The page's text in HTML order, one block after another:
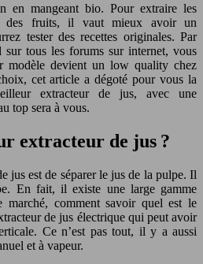
des fruits, il vaut mieux avoir un
tester des recettes originales. Par
tous les forums sur internet, vous
modèle devient un low quality chez
cet article a dégoté pour vous la
extracteur de jus, avec une
top sera à vous.
extracteur de jus ?
jus est de séparer le jus de la pulpe. Il
En fait, il existe une large gamme
marché, comment savoir quel est le
de jus électrique qui peut avoir
Ce n’est pas tout, il y a aussi
et à vapeur.